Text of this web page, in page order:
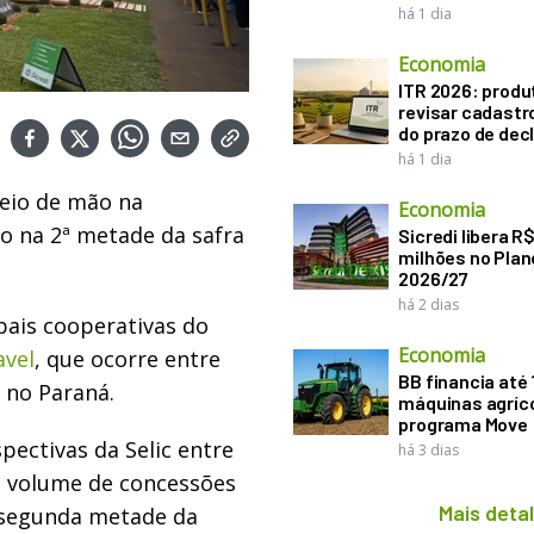
de mão na
na 2ª metade da safra
cooperativas do
, que ocorre entre
Paraná.
da Selic entre
de concessões
metade da
há 1 dia
Economia
ITR 2026:
revisar
do prazo de
há 1 dia
Economia
Sicredi libera
milhões no
2026/27
há 2 dias
Economia
BB financia até
máquinas
programa Move
há 3 dias
Mais